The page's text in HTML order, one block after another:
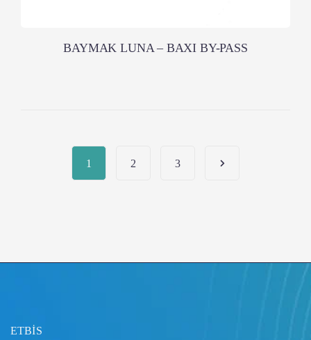
BAYMAK LUNA – BAXI BY-PASS
1 2 3
ETBİS